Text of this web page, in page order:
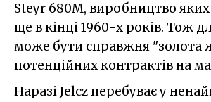
Steyr 680M, виробництво
ще в кінці 1960-х років. Тож
може бути справжня "золота
потенційних контрактів на
Наразі Jelcz перебуває у